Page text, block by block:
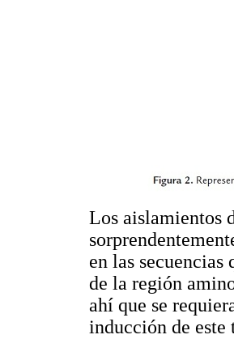
Los aislamientos
en las secuencias
de la región
ahí que se
inducción de